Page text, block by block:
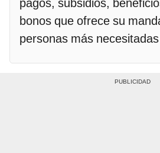
pagos, subsidios,
bonos que ofrece su
personas más